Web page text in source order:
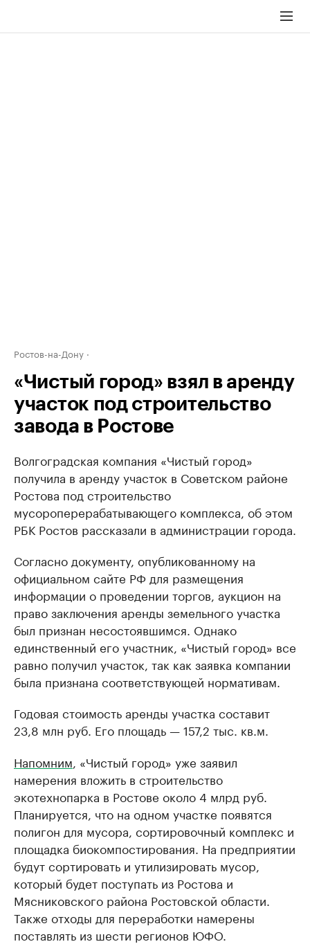
Ростов-на-Дону
«Чистый город» взял в аренду
участок под строительство
завода в Ростове
Волгоградская компания «Чистый город»
получила в аренду участок в Советском районе
Ростова под строительство
мусороперерабатывающего комплекса, об этом
РБК Ростов рассказали в администрации города.
Согласно документу, опубликованному на
официальном сайте РФ для размещения
информации о проведении торгов, аукцион на
право заключения аренды земельного участка
был признан несостоявшимся. Однако
единственный его участник, «Чистый город» все
равно получил участок, так как заявка компании
была признана соответствующей нормативам.
Годовая стоимость аренды участка составит
23,8 млн руб. Его площадь — 157,2 тыс. кв.м.
Напомним , «Чистый город» уже заявил
намерения вложить в строительство
экотехнопарка в Ростове около 4 млрд руб.
Планируется, что на одном участке появятся
полигон для мусора, сортировочный комплекс и
площадка биокомпостирования. На предприятии
будут сортировать и утилизировать мусор,
который будет поступать из Ростова и
Мясниковского района Ростовской области.
Также отходы для переработки намерены
поставлять из шести регионов ЮФО.